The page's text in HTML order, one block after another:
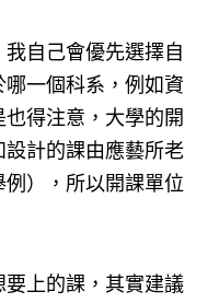
自己會優先選擇自
一個科系，例如資
得注意，大學的開
計的課由應藝所老
），所以開課單位
上的課，其實建議